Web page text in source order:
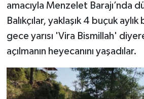
amacıyla Menzelet Barajı’nda
Balıkçılar, yaklaşık 4 buçuk
gece yarısı 'Vira Bismillah'
açılmanın heyecanını yaşadılar.
TARİH
Genel
YEREL